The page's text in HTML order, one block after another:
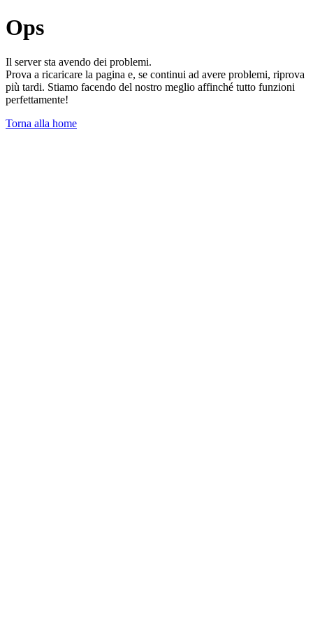
Ops
Il server sta avendo dei problemi.
Prova a ricaricare la pagina e, se continui ad avere problemi, riprova
più tardi. Stiamo facendo del nostro meglio affinché tutto funzioni
perfettamente!
Torna alla home